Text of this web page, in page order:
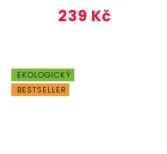
239 Kč
EKOLOGICKÝ
BESTSELLER